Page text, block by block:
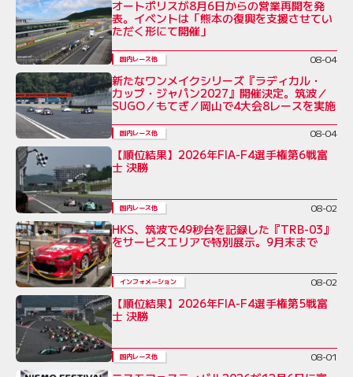
オートポリスが8月6日からの営業再開を発
表。イベントは「熊本の復興を支援させてい
ただく形にて開催」
国内レース他 08-04
新たなワンメイクシリーズ『ラディカル・
カップ・ジャパン2027』開催決定。筑波／
SUGO／もてぎ／岡山で4大会8レースを実施
国内レース他 08-04
【順位結果】2026年FIA-F4選手権第6戦富
士 決勝
国内レース他 08-02
HKS、筑波で49秒台を記録した『TRB-03』
をサービスエリアで特別展示。9月末まで
インフォメーション 08-02
【順位結果】2026年FIA-F4選手権第5戦富
士 決勝
国内レース他 08-01